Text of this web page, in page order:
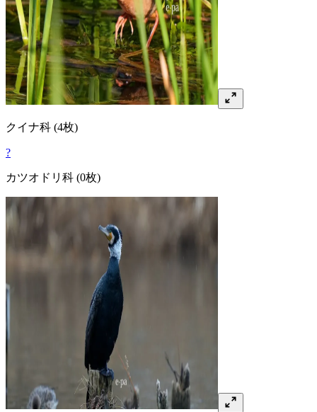
クイナ科 (4枚)
?
カツオドリ 科 (0枚)